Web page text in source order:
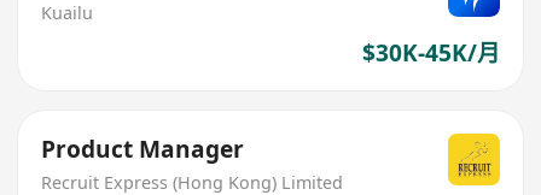
Kuailu
$30K-45K/月
Product Manager
Recruit Express (Hong Kong) Limited